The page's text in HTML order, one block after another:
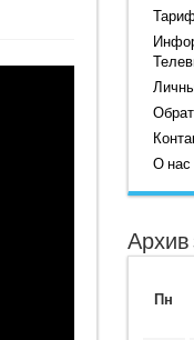
О нас
Архив
Пн